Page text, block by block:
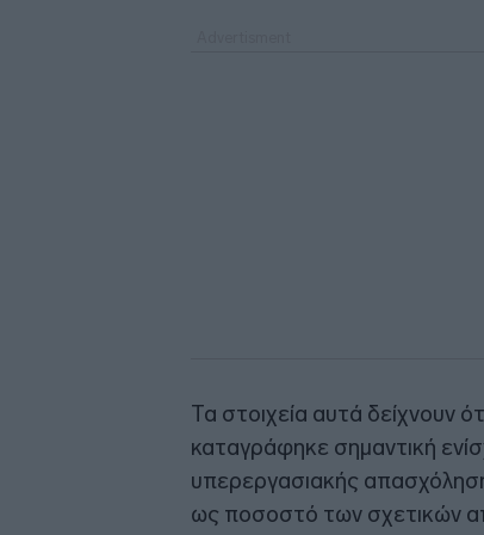
Τα στοιχεία αυτά δείχνουν
καταγράφηκε σημαντική
υπερεργασιακής
ως ποσοστό των σχετικών